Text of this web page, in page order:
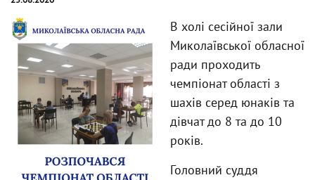
В холі сесійної зали
Миколаївської обласної
ради проходить
чемпіонат області з
шахів серед юнаків та
дівчат до 8 та до 10
років.
Головний суддя